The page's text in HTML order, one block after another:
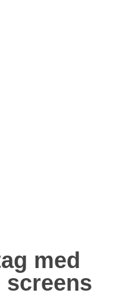
med
screens